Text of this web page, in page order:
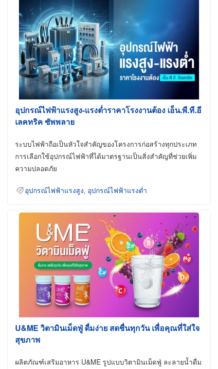
อุปกรณ์ไฟฟ้าแรงสูง-แรงต่ำราคาโรงงานต้อง เอ็น.พี.ที.อี
เลคทริค ซัพพลาย
ระบบไฟฟ้าถือเป็นหัวใจสำคัญของโครงการก่อสร้างทุกประเภท
การเลือกใช้อุปกรณ์ไฟฟ้าที่ได้มาตรฐานเป็นสิ่งสำคัญที่ช่วยเพิ่ม
ความปลอดภัย
อุปกรณ์ไฟฟ้าแรงสูง อุปกรณ์ไฟฟ้าแรงต่ำ
U&ME วิตามินเม็ดฟู่ ดื่มง่าย สดชื่นทุกวัน เพื่อคุณที่ใส่ใจ
สุขภาพ
ผลิตภัณฑ์เสริมอาหาร U&ME รูปแบบวิตามินเม็ดฟู่ ละลายน้ำดื่ม